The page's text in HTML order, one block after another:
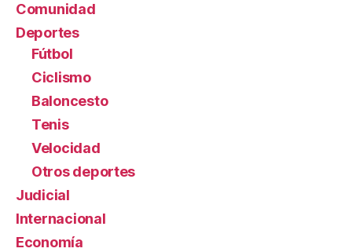
Comunidad
Deportes
Fútbol
Ciclismo
Baloncesto
Tenis
Velocidad
Otros deportes
Judicial
Internacional
Economía